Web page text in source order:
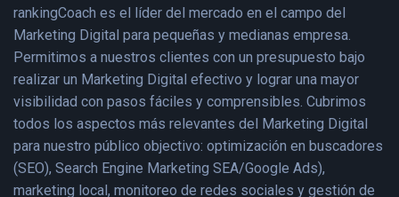
rankingCoach es el líder del mercado en el campo del
Marketing Digital para pequeñas y medianas empresa.
Permitimos a nuestros clientes con un presupuesto bajo
realizar un Marketing Digital efectivo y lograr una mayor
visibilidad con pasos fáciles y comprensibles. Cubrimos
todos los aspectos más relevantes del Marketing Digital
para nuestro público objectivo: optimización en buscadores
(SEO), Search Engine Marketing SEA/Google Ads),
marketing local, monitoreo de redes sociales y gestión de